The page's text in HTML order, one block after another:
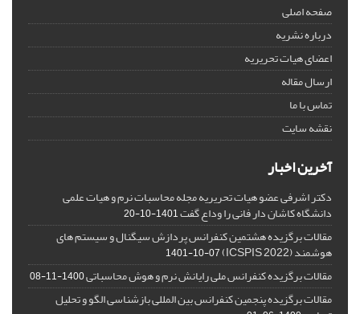
صفحه اصلی
درباره نشریه
اعضای هیات تحریریه
ارسال مقاله
تماس با ما
نقشه سایت
آخرین اخبار
دکتر اشرفی عضو هیات تحریریه مجله محاسبات نرم و هیات علمی
دانشگاه کاشان دار فانی را وداع گفت1401-10-20
مقالات برگزیده هشتمین کنفرانس پردازش سیگنال و سیستم های
هوشمند (ICSPIS 2022) 1401-10-07
مقالات برگزیده کنفرانس ملی رایانش نرم و هوش محاسباتی1400-11-08
مقالات برگزیده پنجمین کنفرانس بین المللی بازشناسی الگو و تحلیل